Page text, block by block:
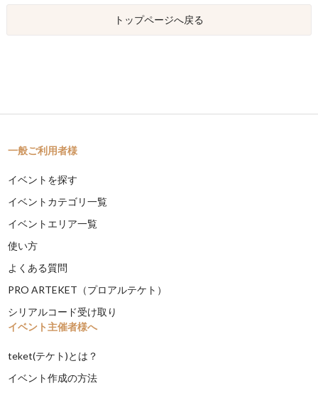
トップページへ戻る
一般ご利用者様
イベントを探す
イベントカテゴリ一覧
イベントエリア一覧
使い方
よくある質問
PRO ARTEKET（プロアルテケト）
シリアルコード受け取り
イベント主催者様へ
teket(テケト)とは？
イベント作成の方法